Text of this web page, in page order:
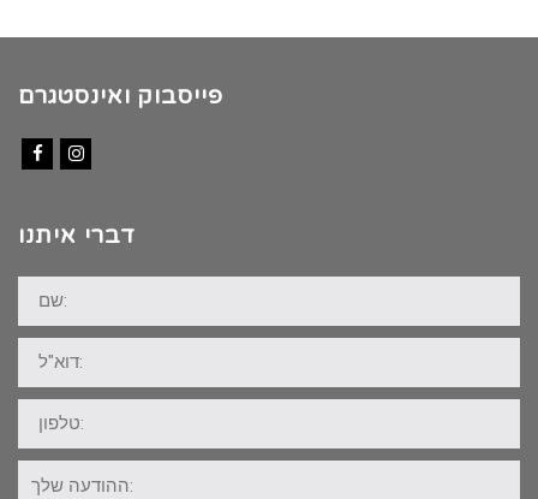
פייסבוק ואינסטגרם
דברי איתנו
שם:
דוא"ל:
טלפון:
ההודעה
שלך: